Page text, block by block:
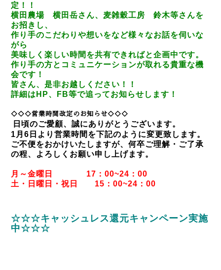
定！！
横田農場 横田岳さん、麦雑穀工房 鈴木等さんを
お招きし、
作り手のこだわりや想いをなど様々なお話を伺いな
がら
美味しく楽しい時間を共有できればと企画中です。
作り手の方とコミュニケーションが取れる貴重な機
会です！
皆さん、是非お越しください！！
詳細はHP、FB等で追ってお知らせします！
◇◇◇営業時間改定のお知らせ◇◇◇
日頃のご愛顧、誠にありがとうございます。
1月6日より営業時間を下記のように変更致します。
ご不便をおかけいたしますが、何卒ご理解・ご了承
の程、よろしくお願い申し上げます。
月～金曜日 17：00~24：00
土・日曜日・祝日 15：00~24：00
☆☆☆キャッシュレス還元キャンペーン実施
中☆☆☆